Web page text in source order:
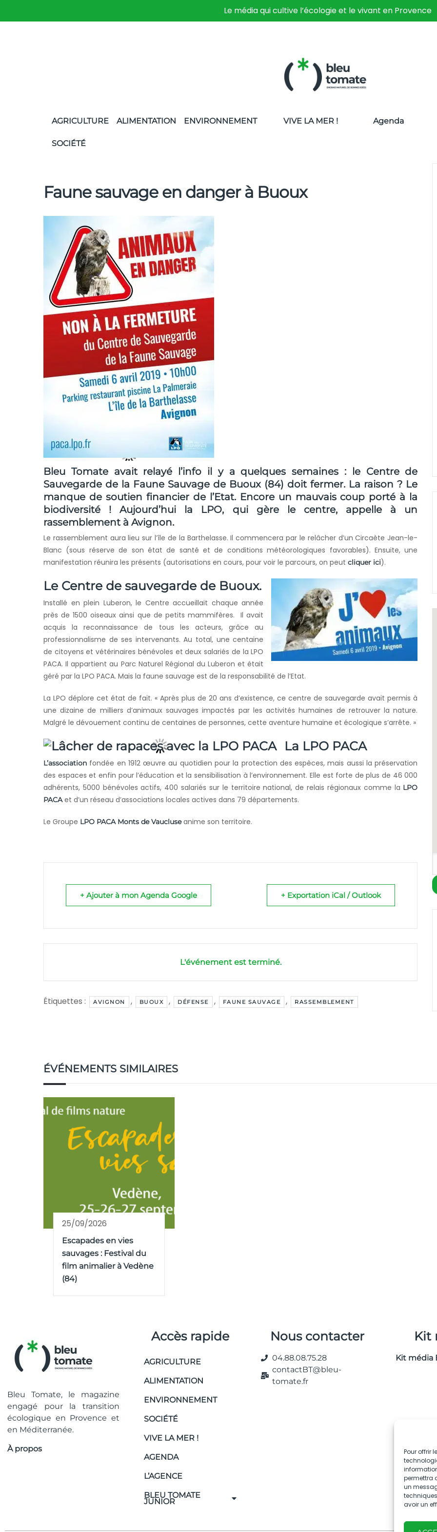
Pour offrir
permettra
un
avoir un
Le média qui cultive l’écologie et le vivant en Provence
AGRICULTURE ALIMENTATION ENVIRONNEMENT
SOCIÉTÉ
VIVE LA MER ! Agenda
Faune sauvage en danger à Buoux
Bleu Tomate avait relayé l’info il y a quelques semaines : le Centre de
Sauvegarde de la Faune Sauvage de Buoux (84) doit fermer. La raison ? Le
manque de soutien financier de l’Etat. Encore un mauvais coup porté à la
biodiversité ! Aujourd’hui la LPO, qui gère le centre, appelle à un
rassemblement à Avignon.
Le rassemblement aura lieu sur l’île de la Barthelasse. Il commencera par le relâcher d’un Circaète Jean-le-
Blanc (sous réserve de son état de santé et de conditions météorologiques favorables). Ensuite, une
manifestation réunira les présents (autorisations en cours, pour voir le parcours, on peut cliquer ici).
Le Centre de sauvegarde de Buoux.
Installé en plein Luberon, le Centre accueillait chaque année
près de 1500 oiseaux ainsi que de petits mammifères. Il avait
acquis la reconnaissance de tous les acteurs, grâce au
professionnalisme de ses intervenants. Au total, une centaine
de citoyens et vétérinaires bénévoles et deux salariés de la LPO
PACA. Il appartient au Parc Naturel Régional du Luberon et était
géré par la LPO PACA. Mais la faune sauvage est de la responsabilité de l’Etat.
La LPO déplore cet état de fait. « Après plus de 20 ans d’existence, ce centre de sauvegarde avait permis à
une dizaine de milliers d’animaux sauvages impactés par les activités humaines de retrouver la nature.
Malgré le dévouement continu de centaines de personnes, cette aventure humaine et écologique s’arrête. »
La LPO PACA
L’association fondée en 1912 œuvre au quotidien pour la protection des espèces, mais aussi la préservation
des espaces et enfin pour l’éducation et la sensibilisation à l’environnement. Elle est forte de plus de 46 000
adhérents, 5000 bénévoles actifs, 400 salariés sur le territoire national, de relais régionaux comme la LPO
PACAet d’un réseau d’associations locales actives dans 79 départements.
Le Groupe LPO PACA Monts de Vaucluseanime son territoire.
+ Ajouter à mon Agenda Google + Exportation iCal / Outlook
L'événement est terminé.
Étiquettes : AVIGNON , BUOUX , DÉFENSE , FAUNE SAUVAGE , RASSEMBLEMENT
ÉVÉNEMENTS SIMILAIRES
25/09/2026
Escapades en vies
sauvages : Festival du
film animalier à Vedène
(84)
Bleu Tomate, le magazine
engagé pour la transition
écologique en Provence et
en Méditerranée.
À propos
Accès rapide
AGRICULTURE
ALIMENTATION
ENVIRONNEMENT
SOCIÉTÉ
VIVE LA MER !
AGENDA
L’AGENCE
BLEU TOMATE
JUNIOR
Nous contacter
04.88.08.75.28
contactBT@bleu-
tomate.fr
Kit
Kit média